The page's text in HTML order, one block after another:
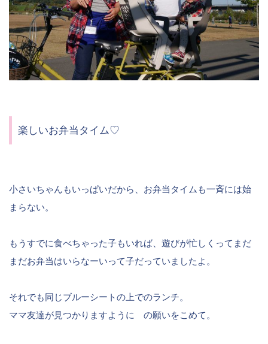
楽しいお弁当タイム♡
小さいちゃんもいっぱいだから、お弁当タイムも一斉には始
まらない。
もうすでに食べちゃった子もいれば、遊びが忙しくってまだ
まだお弁当はいらなーいって子だっていましたよ。
それでも同じブルーシートの上でのランチ。
ママ友達が見つかりますように の願いをこめて。